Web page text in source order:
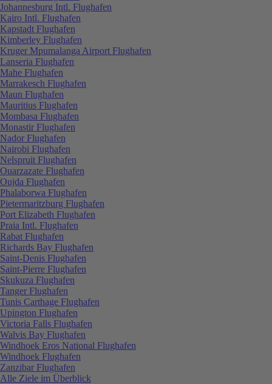
Johannesburg Intl. Flughafen
Kairo Intl. Flughafen
Kapstadt Flughafen
Kimberley Flughafen
Kruger Mpumalanga Airport Flughafen
Lanseria Flughafen
Mahe Flughafen
Marrakesch Flughafen
Maun Flughafen
Mauritius Flughafen
Mombasa Flughafen
Monastir Flughafen
Nador Flughafen
Nairobi Flughafen
Nelspruit Flughafen
Ouarzazate Flughafen
Oujda Flughafen
Phalaborwa Flughafen
Pietermaritzburg Flughafen
Port Elizabeth Flughafen
Praia Intl. Flughafen
Rabat Flughafen
Richards Bay Flughafen
Saint-Denis Flughafen
Saint-Pierre Flughafen
Skukuza Flughafen
Tanger Flughafen
Tunis Carthage Flughafen
Upington Flughafen
Victoria Falls Flughafen
Walvis Bay Flughafen
Windhoek Eros National Flughafen
Windhoek Flughafen
Zanzibar Flughafen
Alle Ziele im Überblick